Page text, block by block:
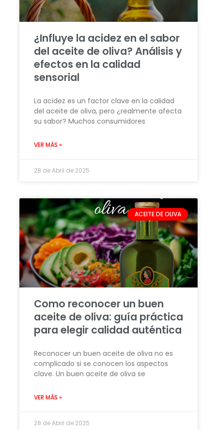
¿Influye la acidez en el sabor
del aceite de oliva? Análisis y
efectos en la calidad
sensorial
La acidez es un factor clave en la calidad
del aceite de oliva, pero ¿realmente afecta
su sabor? Muchos consumidores
VER MÁS »
28 de Abril de 2025
ACEITE DE OLIVA
Como reconocer un buen
aceite de oliva: guía práctica
para elegir calidad auténtica
Reconocer un buen aceite de oliva no es
complicado si se conocen los aspectos
clave. Un buen aceite de oliva se
VER MÁS »
28 de Abril de 2025